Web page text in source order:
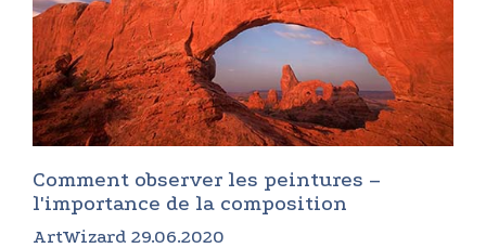
Comment observer les peintures –
l'importance de la composition
ArtWizard 29.06.2020